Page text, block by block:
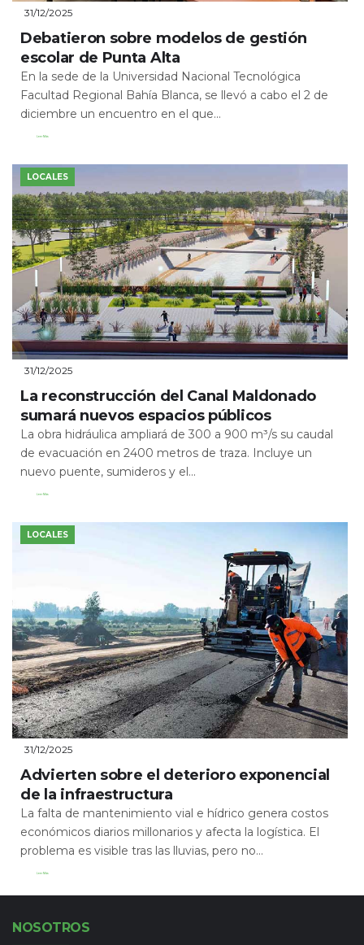
31/12/2025
Debatieron sobre modelos de gestión
escolar de Punta Alta
En la sede de la Universidad Nacional Tecnológica
Facultad Regional Bahía Blanca, se llevó a cabo el 2 de
diciembre un encuentro en el que...
Leer Más
LOCALES
31/12/2025
La reconstrucción del Canal Maldonado
sumará nuevos espacios públicos
La obra hidráulica ampliará de 300 a 900 m³/s su caudal
de evacuación en 2400 metros de traza. Incluye un
nuevo puente, sumideros y el...
Leer Más
LOCALES
31/12/2025
Advierten sobre el deterioro exponencial
de la infraestructura
La falta de mantenimiento vial e hídrico genera costos
económicos diarios millonarios y afecta la logística. El
problema es visible tras las lluvias, pero no...
Leer Más
NOSOTROS